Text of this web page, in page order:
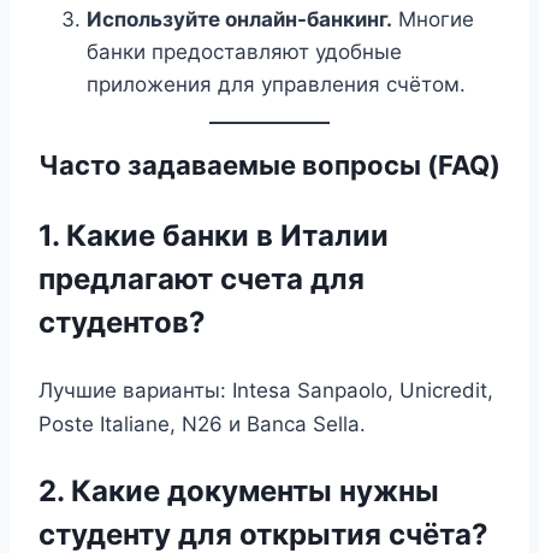
Используйте онлайн-банкинг. Многие
банки предоставляют удобные
приложения для управления счётом.
Часто задаваемые вопросы (FAQ)
1. Какие банки в Италии
предлагают счета для
студентов?
Лучшие варианты: Intesa Sanpaolo, Unicredit,
Poste Italiane, N26 и Banca Sella.
2. Какие документы нужны
студенту для открытия счёта?